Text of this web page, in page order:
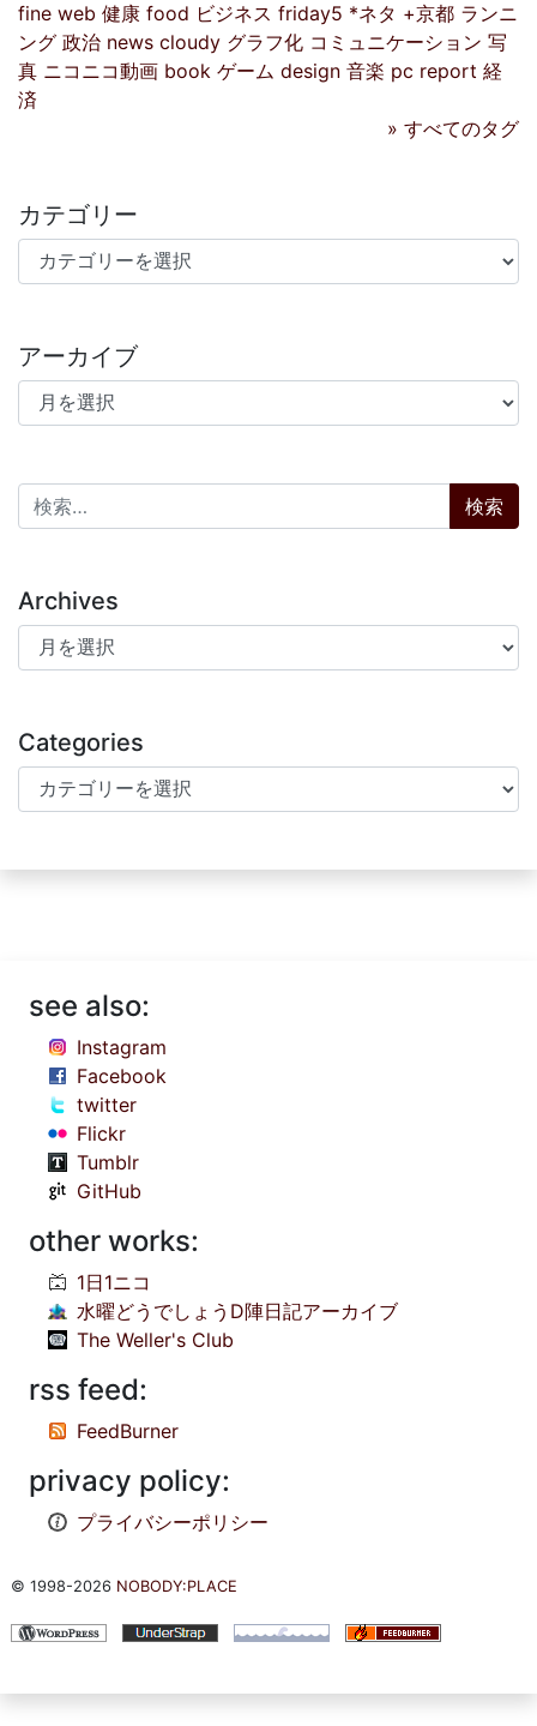
fine web 健康 food ビジネス friday5 *ネタ +京都 ランニ
ング 政治 news cloudy グラフ化 コミュニケーション 写
真 ニコニコ動画 book ゲーム design 音楽 pc report 経
済
» すべてのタグ
カテゴリー
カテゴリー
アーカイブ
アーカイブ
検索:
Archives
Archives
Categories
Categories
see also:
Instagram
Facebook
twitter
Flickr
Tumblr
GitHub
other works:
1日1ニコ
水曜どうでしょうD陣日記アーカイブ
The Weller's Club
rss feed:
FeedBurner
privacy policy:
プライバシーポリシー
© 1998-2026 NOBODY:PLACE